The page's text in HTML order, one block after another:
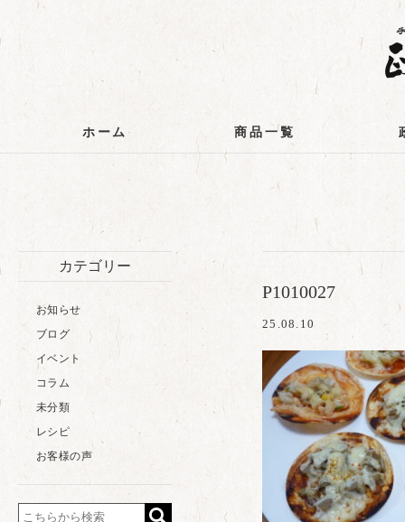
ホーム 商品一覧
P1010027
25.08.10
カテゴリー
お知らせ
ブログ
イベント
コラム
未分類
レシピ
お客様の声